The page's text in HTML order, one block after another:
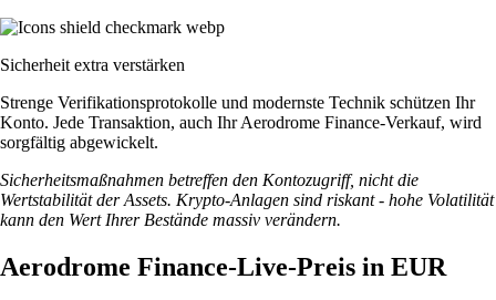
Sicherheit extra verstärken
Strenge Verifikationsprotokolle und modernste Technik schützen Ihr
Konto. Jede Transaktion, auch Ihr Aerodrome Finance-Verkauf, wird
sorgfältig abgewickelt.
Sicherheitsmaßnahmen betreffen den Kontozugriff, nicht die
Wertstabilität der Assets. Krypto-Anlagen sind riskant - hohe Volatilität
kann den Wert Ihrer Bestände massiv verändern.
Aerodrome Finance-Live-Preis in EUR